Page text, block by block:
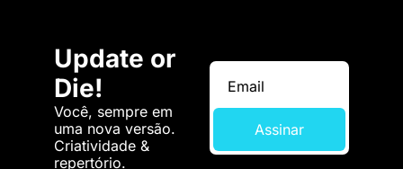
Update or
Die!
Você, sempre em
uma nova versão.
Criatividade &
repertório.
Assinar